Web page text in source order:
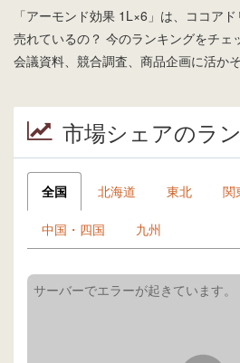
「アーモンド効果 1L×6」は、ココア
売れているの？ 今のランキングをチェ
会議資料、競合調査、商品企画に活か
市場シェアのラ
全国 北海道 東北 関
中国・四国 九州